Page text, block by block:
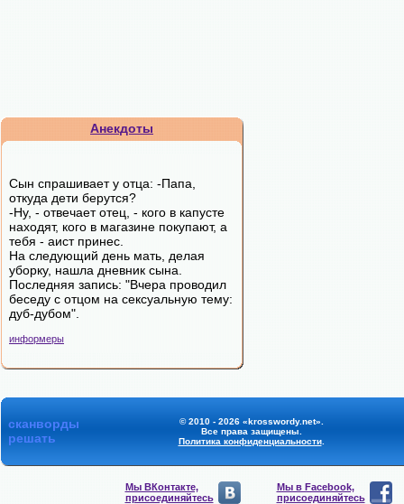
Анекдоты
Сын спрашивает у отца: -Папа,
откуда дети берутся?
-Ну, - отвечает отец, - кого в капусте
находят, кого в магазине покупают, а
тебя - аист принес.
На следующий день мать, делая
уборку, нашла дневник сына.
Последняя запись: "Вчера проводил
беседу с отцом на сексуальную тему:
дуб-дубом".
информеры
сканворды
решать
© 2010 - 2026 «krosswordy.net».
Все права защищены.
Политика конфиденциальности.
Мы ВКонтакте,
присоединяйтесь
Мы в Facebook,
присоединяйтесь